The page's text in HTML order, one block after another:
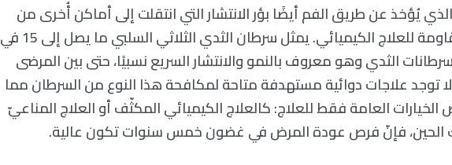
يُؤخذ عن طريق الفم أيضًا بؤر الانتشار التي انتقلت إلى أماكن أُخرى من
الجسم وتُظهِر مقاومة للعلاج الكيميائي. يمثل سرطان الثدي الثلاثي السلبي ما يصل إلى 15 في
الثدي وهو معروف بالنمو والانتشار السريع نسبيًا، حتى بين المرضى
لا توجد علاجات دوائية مستهدفة متاحة لمكافحة هذا النوع من السرطان مما
العامة فقط للعلاج: كالعلاج الكيميائي المكثّف أو العلاج المناعيّ
الحين، فإنّ فرص عودة المرض في غضون خمس سنوات تكون عالية.